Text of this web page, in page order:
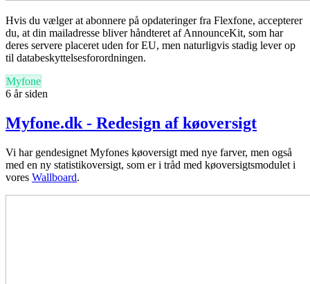
Hvis du vælger at abonnere på opdateringer fra Flexfone, accepterer
du, at din mailadresse bliver håndteret af AnnounceKit, som har
deres servere placeret uden for EU, men naturligvis stadig lever op
til databeskyttelsesforordningen.
Myfone
6 år siden
Myfone.dk - Redesign af køoversigt
Vi har gendesignet Myfones køoversigt med nye farver, men også
med en ny statistikoversigt, som er i tråd med køoversigtsmodulet i
vores Wallboard.